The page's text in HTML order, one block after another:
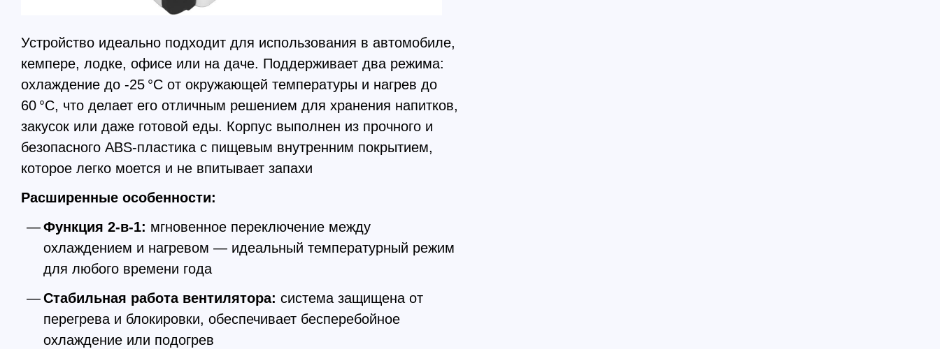
Устройство идеально подходит для использования в автомобиле,
кемпере, лодке, офисе или на даче. Поддерживает два режима:
охлаждение до -25 °C от окружающей температуры и нагрев до
60 °C, что делает его отличным решением для хранения напитков,
закусок или даже готовой еды. Корпус выполнен из прочного и
безопасного ABS-пластика с пищевым внутренним покрытием,
которое легко моется и не впитывает запахи
Расширенные особенности:
Функция 2-в-1: мгновенное переключение между
охлаждением и нагревом — идеальный температурный режим
для любого времени года
Стабильная работа вентилятора: система защищена от
перегрева и блокировки, обеспечивает бесперебойное
охлаждение или подогрев